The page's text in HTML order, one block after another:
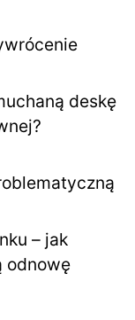
deskę
– jak
odnowę